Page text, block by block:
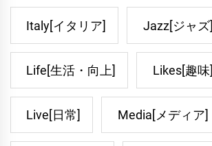
Italy[イタリア] Jazz[ジャズ]
Life[生活・向上] Likes[趣味]
Live[日常] Media[メディア]